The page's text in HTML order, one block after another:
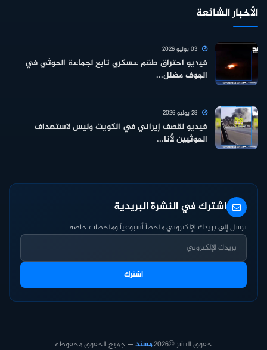
الأخبار الشائعة
فيديو احتراق طقم عسكري تابع لجماعة الحوثي في
الجوف مضلل...
فيديو لقصف إيراني في الكويت وليس لاستهداف
الحوثيين لأنا...
اشترك في النشرة البريدية
نرسل إلى بريدك الإلكتروني ملخصاً أسبوعياً وملخصات خاصة.
اشترك
حقوق النشر ©2026 مسند— جميع الحقوق محفوظة